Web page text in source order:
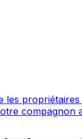
de chiens
ses prestations et